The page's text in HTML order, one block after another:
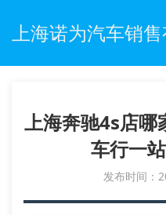
上海诺为汽车销
上海奔驰4s店哪
车行一
发布时间：